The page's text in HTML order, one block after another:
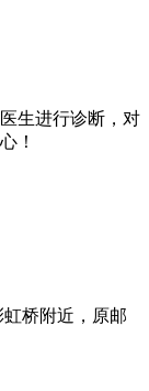
生进行诊断，对
！
桥附近，原邮